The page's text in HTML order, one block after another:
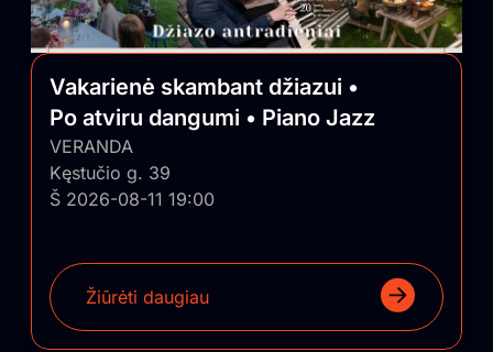
Vakarienė skambant džiazui •
Po atviru dangumi • Piano Jazz
VERANDA
Kęstučio g. 39
Š 2026-08-11 19:00
Žiūrėti daugiau